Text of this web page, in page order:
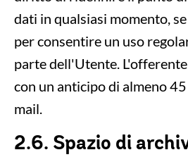
dati in qualsiasi momento,
per consentire un uso
parte dell'Utente.
con un anticipo di almeno
mail.
2.6. Spazio di